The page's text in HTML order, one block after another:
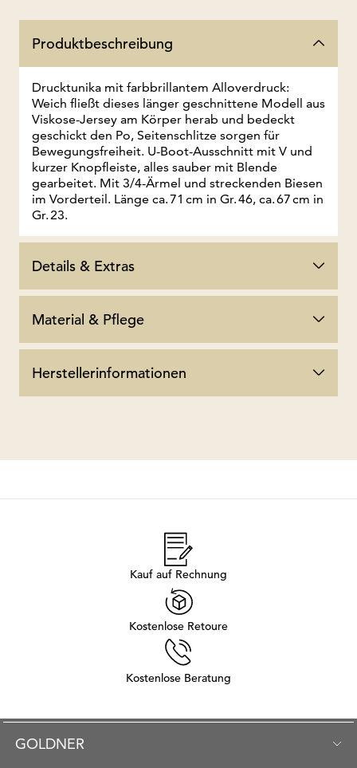
Produktbeschreibung
Drucktunika mit farbbrillantem Alloverdruck:
Weich fließt dieses länger geschnittene Modell aus
Viskose-Jersey am Körper herab und bedeckt
geschickt den Po, Seitenschlitze sorgen für
Bewegungsfreiheit. U-Boot-Ausschnitt mit V und
kurzer Knopfleiste, alles sauber mit Blende
gearbeitet. Mit 3/4-Ärmel und streckenden Biesen
im Vorderteil. Länge ca. 71 cm in Gr. 46, ca. 67 cm in
Gr. 23.
Details & Extras
Material & Pflege
Herstellerinformationen
Kauf auf Rechnung
Kostenlose Retoure
Kostenlose Beratung
GOLDNER